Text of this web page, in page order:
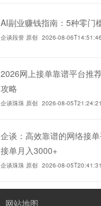
AI副业赚钱指南：5种零门
企谈段誉 原创 2026-08-06T14:51:46
2026网上接单靠谱平台推
攻略
企谈珠珠 原创 2026-08-05T21:24:21
企谈：高效靠谱的网络接
接单月入3000+
企谈珠珠 原创 2026-08-05T20:41:31
网站地图